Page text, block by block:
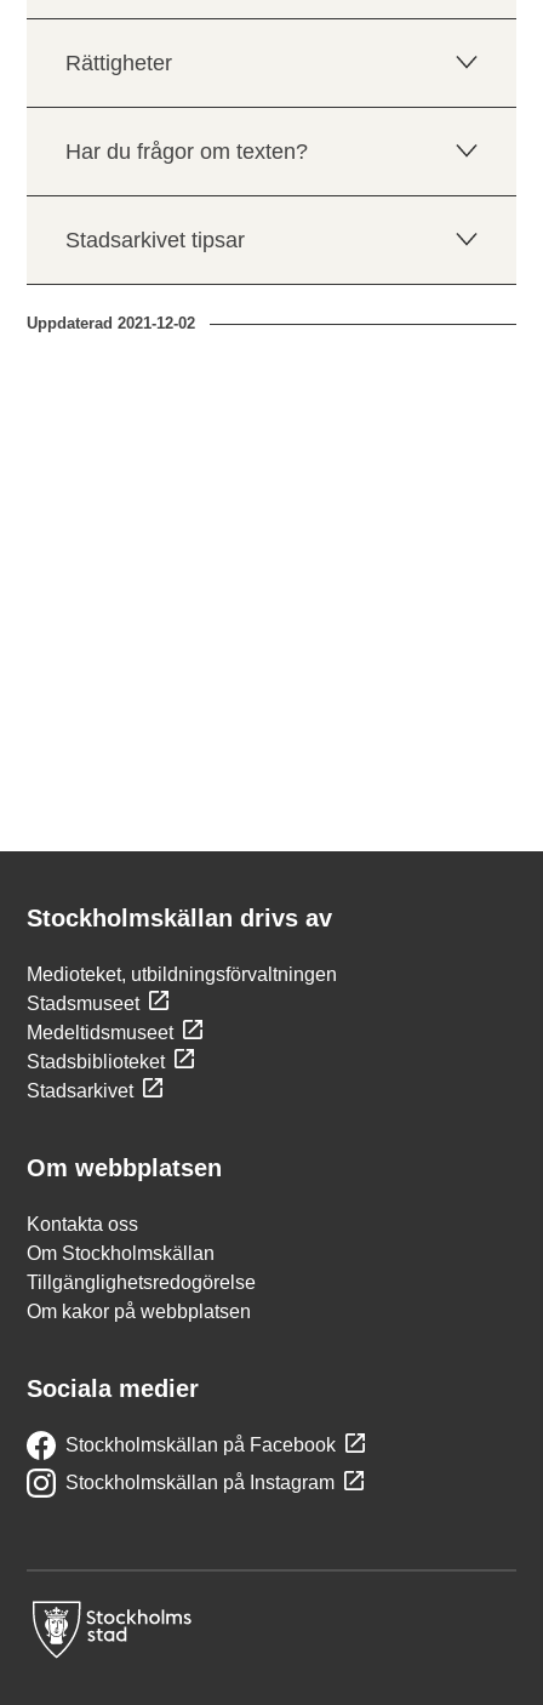
Rättigheter
Har du frågor om texten?
Stadsarkivet tipsar
Uppdaterad2021-12-02
Stockholmskällan drivs av
Medioteket, utbildningsförvaltningen
Stadsmuseet
Medeltidsmuseet
Stadsbiblioteket
Stadsarkivet
Om webbplatsen
Kontakta oss
Om Stockholmskällan
Tillgänglighetsredogörelse
Om kakor på webbplatsen
Sociala medier
Stockholmskällan på Facebook
Stockholmskällan på Instagram